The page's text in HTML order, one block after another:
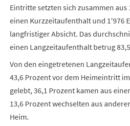
Eintritte setzten sich zusammen
einen Kurzzeitaufenthalt und 1'976
langfristiger Absicht. Das
einen Langzeitaufenthalt betrug
Von den eingetretenen
43,6 Prozent vor dem Heimeintritt
gelebt, 36,1 Prozent kamen aus
13,6 Prozent wechselten aus
Heim.